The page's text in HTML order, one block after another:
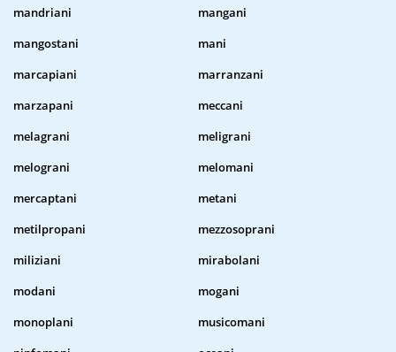
mandriani
mangani
mangostani
mani
marcapiani
marranzani
marzapani
meccani
melagrani
meligrani
melograni
melomani
mercaptani
metani
metilpropani
mezzosoprani
miliziani
mirabolani
modani
mogani
monoplani
musicomani